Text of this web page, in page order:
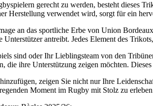
gerecht zu werden, besteht dieses
Herstellung verwendet wird, sorgt für ein
an das sportliche Erbe von Union
Unterstützer antreibt. Jedes Element des
sind oder Ihr Lieblingsteam von den
die ihre Unterstützung zeigen möchten.
zeigen Sie nicht nur Ihre
Moment im Rugby mit Stolz zu